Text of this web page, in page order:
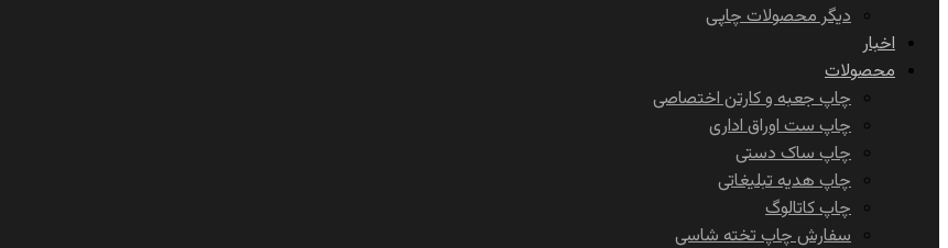
دیگر محصولات چاپی
اخبار
محصولات
چاپ جعبه و کارتن اختصاصی
چاپ ست اوراق اداری
چاپ ساک دستی
چاپ هدیه تبلیغاتی
چاپ کاتالوگ
سفارش چاپ تخته شاسی